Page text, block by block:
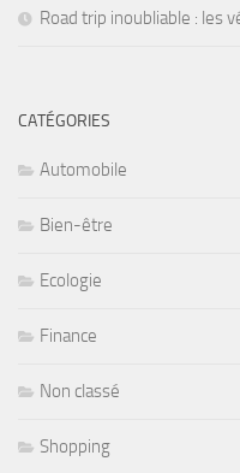
Road trip inoubliable : les
CATÉGORIES
Automobile
Bien-être
Ecologie
Finance
Non classé
Shopping